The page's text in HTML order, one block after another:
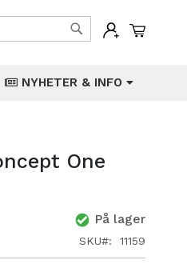
Min
NYHETER & INFO
One
På lager
SKU 11159